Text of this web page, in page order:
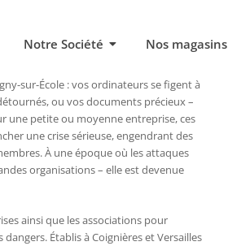
Notre Société Nos magasins
sur-École : vos ordinateurs se figent à
ou vos documents précieux –
une petite ou moyenne entreprise, ces
une crise sérieuse, engendrant des
À une époque où les attaques
organisations – elle est devenue
ainsi que les associations pour
Établis à Coignières et Versailles